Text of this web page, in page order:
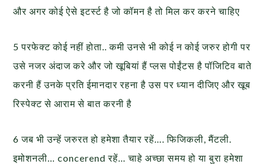
और अगर कोई ऐसे इटर्स्ट है जो कॉमन है तो मिल कर करने चाहिए
5 परफेक्ट कोई नहीं होता.. कमी उनसे भी कोई न कोई जरुर होगी पर
उसे नजर अंदाज करे और जो खूबियां हैं प्लस पोईंटस है पॉजिटिव बाते
करनी हैं उनके प्रति ईमानदार रहना है उस पर ध्यान दीजिए और खूब
रिस्पेक्ट से आराम से बात करनी है
6 जब भी उन्हें जरुरत हो हमेशा तैयार रहें…. फिजिकली, मैंटली.
इमोशनली… concerend रहें… चाहे अच्छा समय हो या बुरा हमेशा